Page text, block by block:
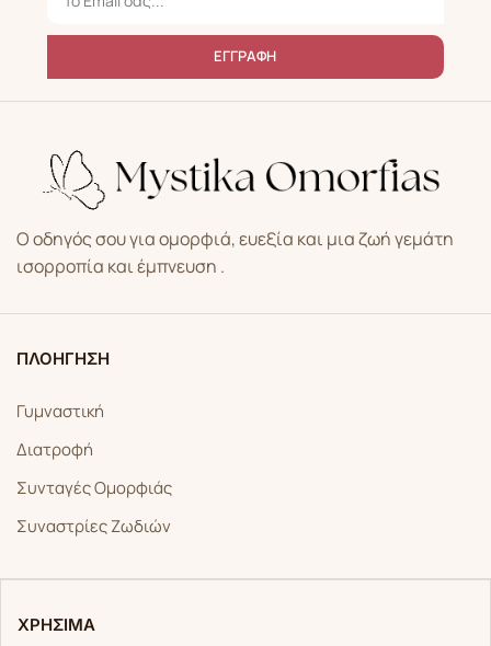
ΕΓΓΡΑΦΗ
Ο οδηγός σου για ομορφιά, ευεξία και μια ζωή γεμάτη
ισορροπία και έμπνευση .
ΠΛΟΗΓΗΣΗ
Γυμναστική
Διατροφή
Συνταγές Ομορφιάς
Συναστρίες Ζωδιών
ΧΡΗΣΙΜΑ